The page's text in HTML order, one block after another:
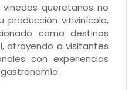
queretanos no
producción vitivinícola,
como destinos
atrayendo a visitantes
con experiencias